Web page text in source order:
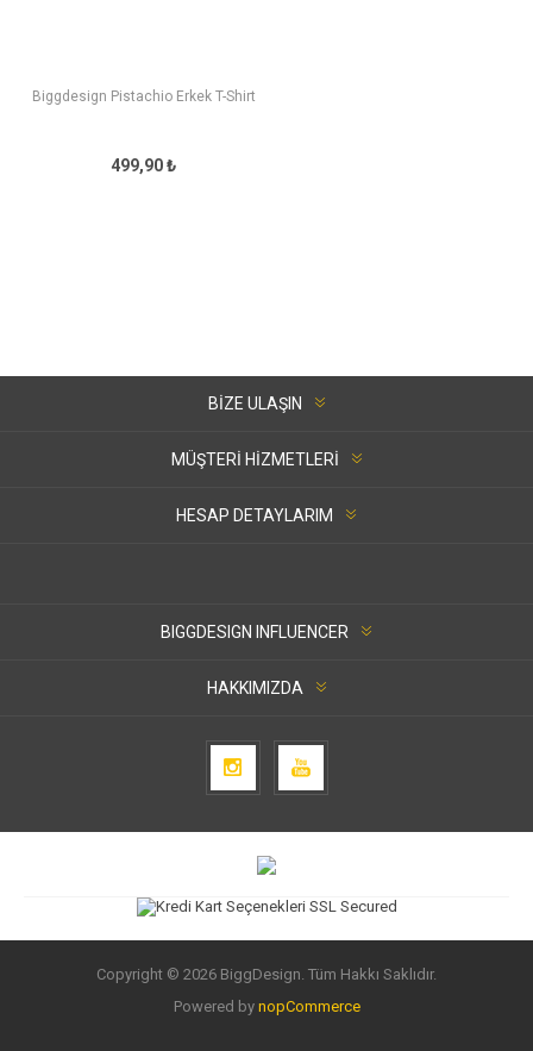
Biggdesign Pistachio Erkek T-Shirt
499,90 ₺
BIZE ULAŞIN
MÜŞTERI HIZMETLERI
HESAP DETAYLARIM
BIGGDESIGN INFLUENCER
HAKKIMIZDA
Copyright © 2026 BiggDesign. Tüm Hakkı Saklıdır.
Powered by nopCommerce